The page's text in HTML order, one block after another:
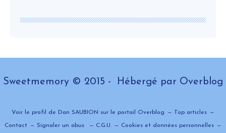
Sweetmemory © 2015 - Hébergé par Overblog
Voir le profil de Dan SAUBION sur le portail Overblog Top articles
Contact Signaler un abus C.G.U. Cookies et données personnelles